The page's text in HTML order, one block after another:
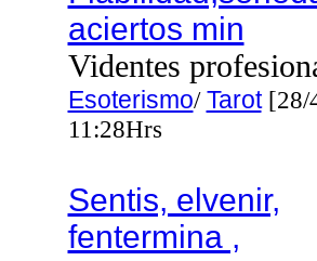
aciertos min
Videntes
Esoterismo/Tarot[28/
11:28Hrs
Sentis, elvenir,
fentermina ,